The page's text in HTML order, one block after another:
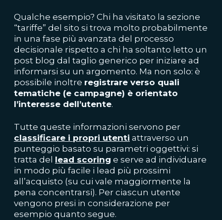
Qualche esempio? Chi ha visitato la sezione
“tariffe” del sito si trova molto probabilmente
in una fase più avanzata del processo
decisionale rispetto a chi ha soltanto letto un
post blog dal taglio generico per iniziare ad
informarsi su un argomento. Ma non solo: è
possibile inoltre registrare verso quali
tematiche (e campagne) è orientato
l’interesse dell’utente.
Tutte queste informazioni servono per
classificare i propri utenti attraverso un
punteggio basato su parametri oggettivi: si
tratta del lead scoring e serve ad individuare
in modo più facile i lead più prossimi
all’acquisto (su cui vale maggiormente la
pena concentrarsi). Per ciascun utente
vengono presi in considerazione per
esempio quanto segue.